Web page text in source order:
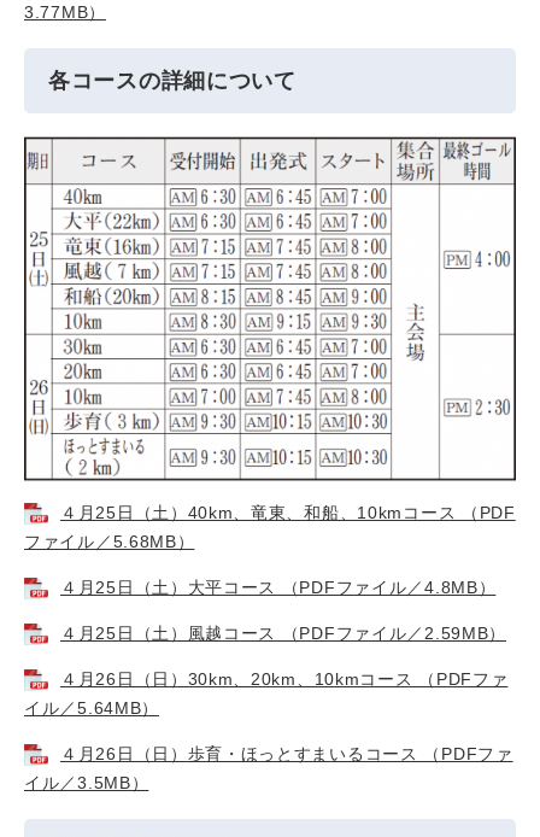
3.77MB）
各コースの詳細について
４月25日（土）40km、竜東、和船、10kmコース （PDF
ファイル／5.68MB）
４月25日（土）大平コース （PDFファイル／4.8MB）
４月25日（土）風越コース （PDFファイル／2.59MB）
４月26日（日）30km、20km、10kmコース （PDFファ
イル／5.64MB）
４月26日（日）歩育・ほっとすまいるコース （PDFファ
イル／3.5MB）